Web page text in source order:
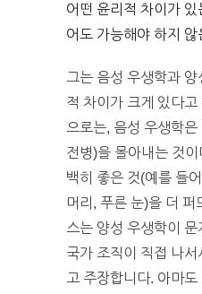
어떤 윤리적 차이가
어도 가능해야 하지 않
그는 음성 우생학과
적 차이가 크게 있다
으로는, 음성 우생학
전병)을 몰아내는 것
백히 좋은 것(예를 들
머리, 푸른 눈)을 더 퍼
스는 양성 우생학이
국가 조직이 직접 나
고 주장합니다. 아마